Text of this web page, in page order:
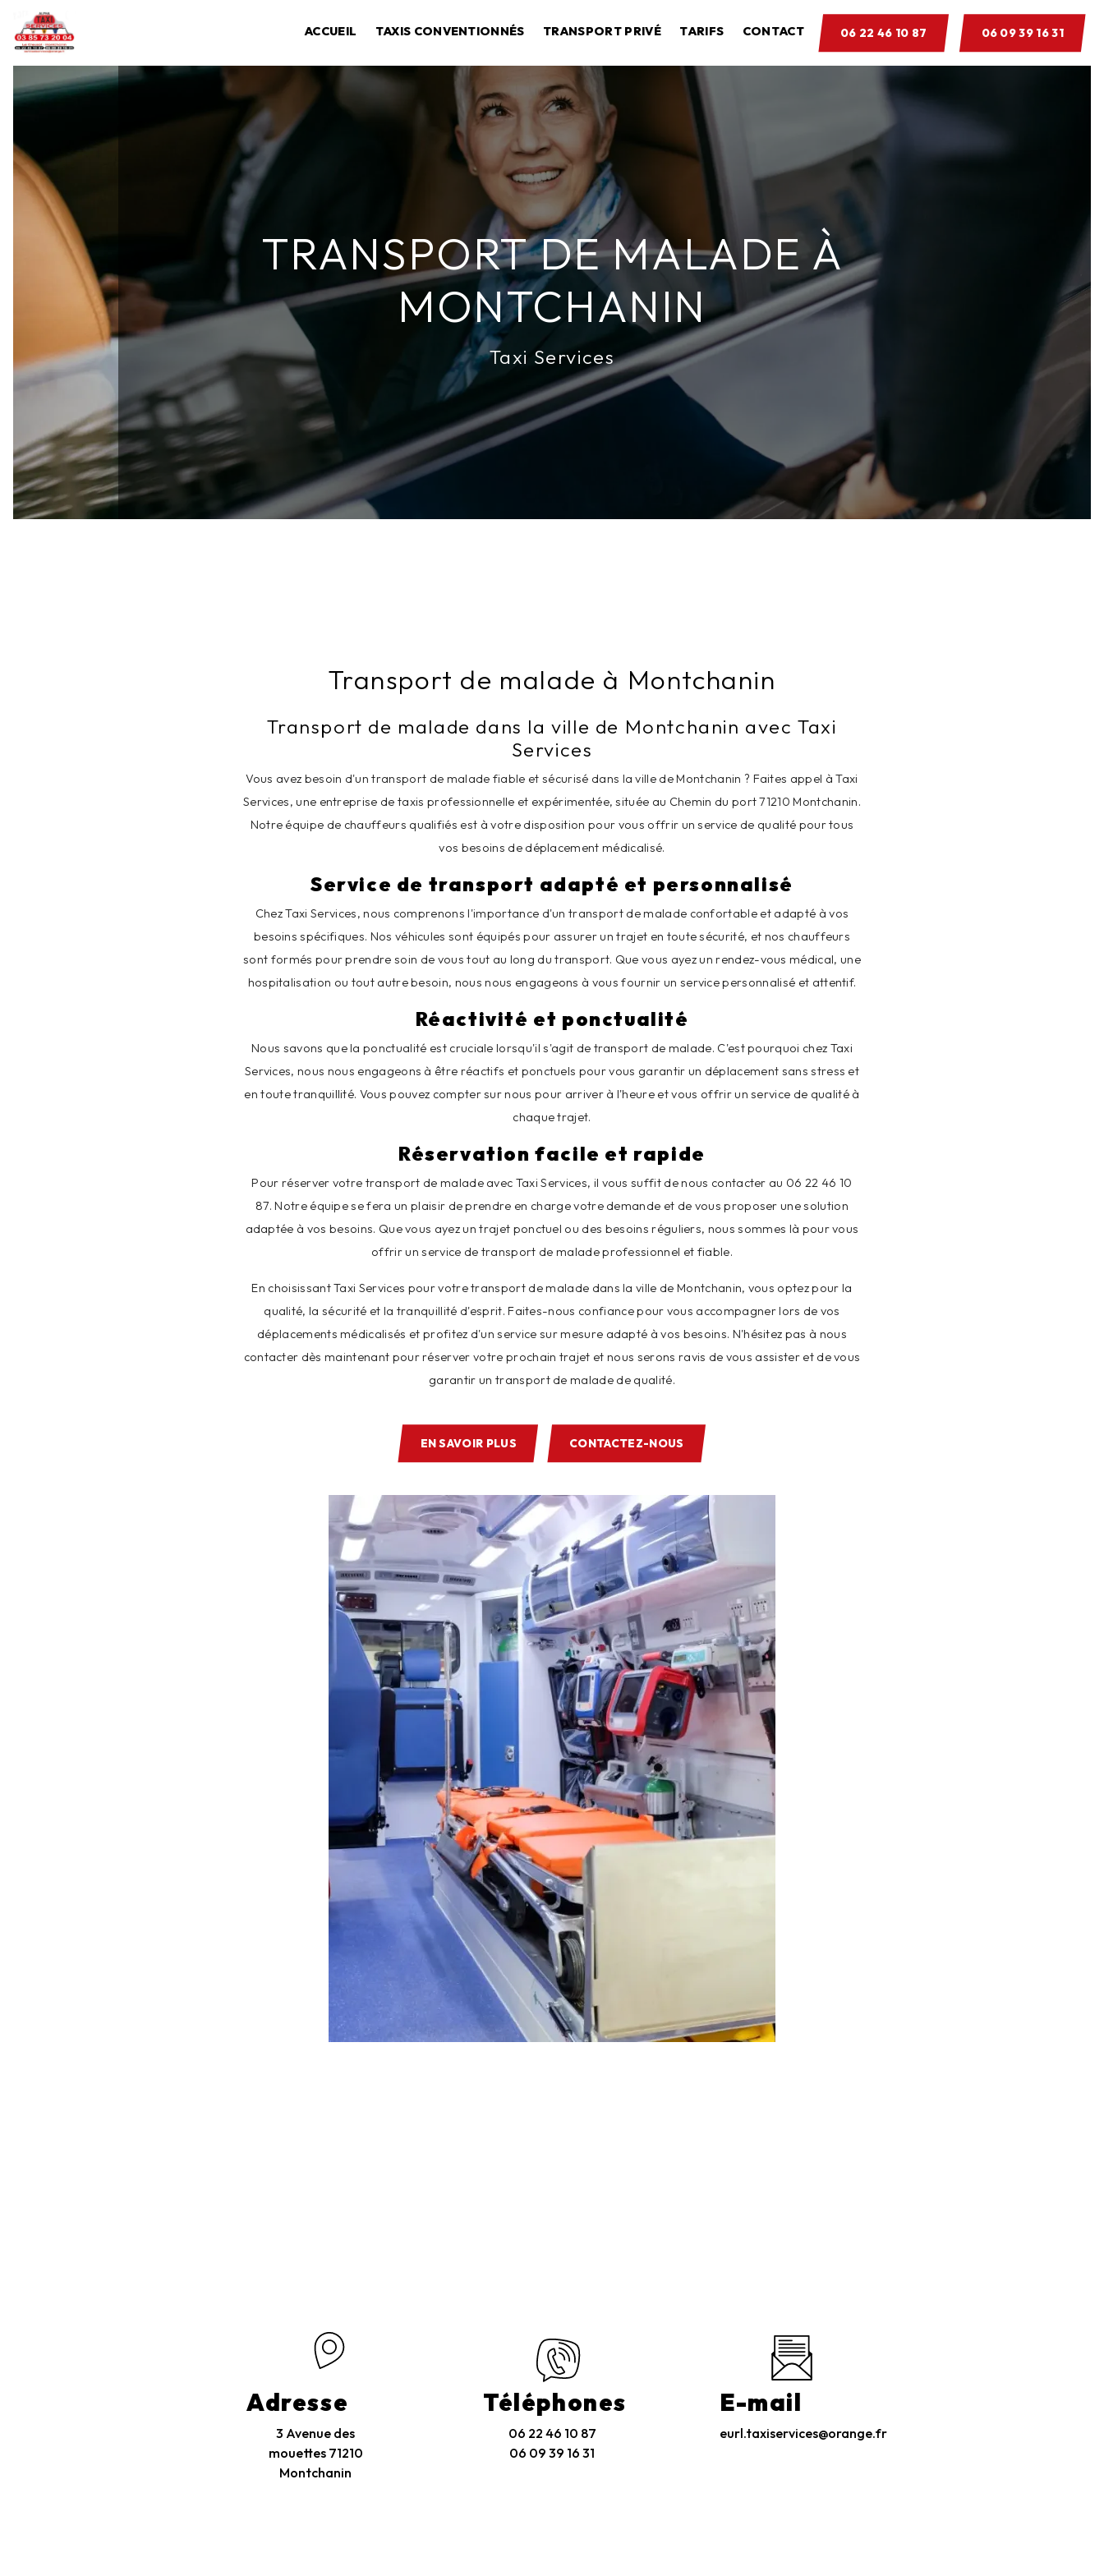
ACCUEIL TAXIS CONVENTIONNÉS TRANSPORT PRIVÉ TARIFS CONTACT 06 22 46 10 87 06 09 39 16 31
TRANSPORT DE MALADE À
MONTCHANIN
Taxi Services
Transport de malade à Montchanin
Transport de malade dans la ville de Montchanin avec Taxi
Services
Vous avez besoin d'un transport de malade fiable et sécurisé dans la ville de Montchanin ? Faites appel à Taxi
Services, une entreprise de taxis professionnelle et expérimentée, située au Chemin du port 71210 Montchanin.
Notre équipe de chauffeurs qualifiés est à votre disposition pour vous offrir un service de qualité pour tous
vos besoins de déplacement médicalisé.
Service de transport adapté et personnalisé
Chez Taxi Services, nous comprenons l'importance d'un transport de malade confortable et adapté à vos
besoins spécifiques. Nos véhicules sont équipés pour assurer un trajet en toute sécurité, et nos chauffeurs
sont formés pour prendre soin de vous tout au long du transport. Que vous ayez un rendez-vous médical, une
hospitalisation ou tout autre besoin, nous nous engageons à vous fournir un service personnalisé et attentif.
Réactivité et ponctualité
Nous savons que la ponctualité est cruciale lorsqu'il s'agit de transport de malade. C'est pourquoi chez Taxi
Services, nous nous engageons à être réactifs et ponctuels pour vous garantir un déplacement sans stress et
en toute tranquillité. Vous pouvez compter sur nous pour arriver à l'heure et vous offrir un service de qualité à
chaque trajet.
Réservation facile et rapide
Pour réserver votre transport de malade avec Taxi Services, il vous suffit de nous contacter au 06 22 46 10
87. Notre équipe se fera un plaisir de prendre en charge votre demande et de vous proposer une solution
adaptée à vos besoins. Que vous ayez un trajet ponctuel ou des besoins réguliers, nous sommes là pour vous
offrir un service de transport de malade professionnel et fiable.
En choisissant Taxi Services pour votre transport de malade dans la ville de Montchanin, vous optez pour la
qualité, la sécurité et la tranquillité d'esprit. Faites-nous confiance pour vous accompagner lors de vos
déplacements médicalisés et profitez d'un service sur mesure adapté à vos besoins. N'hésitez pas à nous
contacter dès maintenant pour réserver votre prochain trajet et nous serons ravis de vous assister et de vous
garantir un transport de malade de qualité.
EN SAVOIR PLUS CONTACTEZ-NOUS
Adresse
3 Avenue des
mouettes 71210
Montchanin
Téléphones
06 22 46 10 87
06 09 39 16 31
E-mail
eurl.taxiservices@orange.fr
Panneau de gestion des cookies